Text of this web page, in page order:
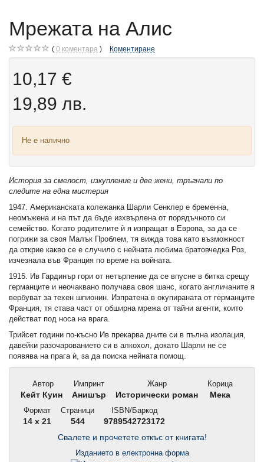
Мрежата на Алис
0 коментара Коментиране
10,17 €
19,89 лв.
Не е налично
История за смелост, изкупление и две жени, тръгнали по
следите на една мистерия
1947. Американската колежанка Шарли Сенклер е бременна,
неомъжена и на път да бъде изхвърлена от порядъчното си
семейство. Когато родителите ѝ я изпращат в Европа, за да се
погрижи за своя Малък Проблем, тя вижда това като възможност
да открие какво се е случило с нейната любима братовчедка Роз,
изчезнала във Франция по време на войната.
1915. Ив Гардинър гори от нетърпение да се впусне в битка срещу
германците и неочаквано получава своя шанс, когато англичаните я
вербуват за техен шпионин. Изпратена в окупираната от германците
Франция, тя става част от обширна мрежа от тайни агенти, които
действат под носа на врага.
Трийсет години по-късно Ив прекарва дните си в пълна изолация,
давейки разочарованието си в алкохол, докато Шарли не се
появява на прага ѝ, за да поиска нейната помощ.
Автор
Кейт Куин
Импринт
Анишър
Жанр
Исторически роман
Корица
Мека
Формат
14 x 21
Страници
544
ISBN/Баркод
9789542723172
Свалете и прочетете откъс от книгата!
Изданието в електронна форма